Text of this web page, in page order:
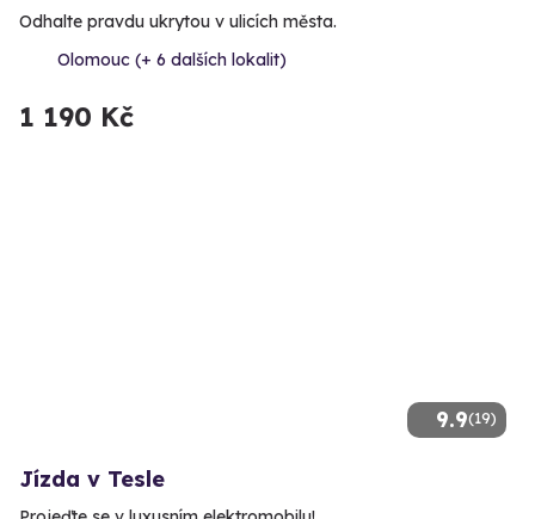
Odhalte pravdu ukrytou v ulicích města.
Olomouc (+ 6 dalších lokalit)
1 190 Kč
9.9(19)
Jízda v Tesle